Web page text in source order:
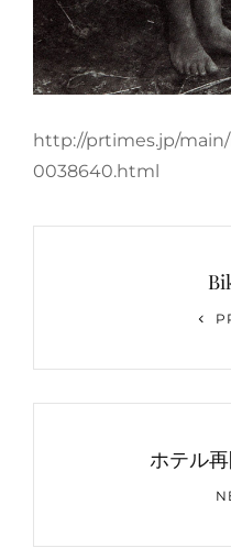
http://prtimes.jp/
0038640.html
ゲ
ホテル